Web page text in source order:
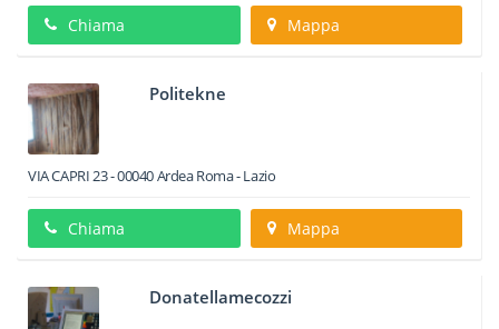
Chiama Mappa
Politekne
VIA CAPRI 23-00040ArdeaRoma -Lazio
Chiama Mappa
Donatellamecozzi